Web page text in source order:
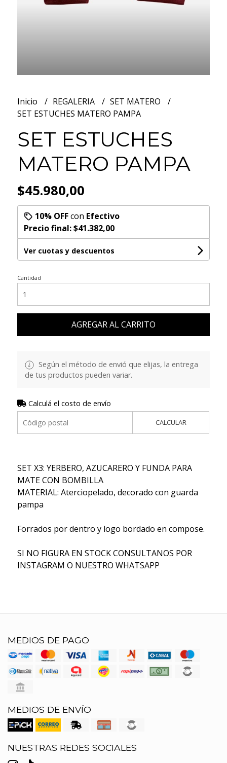
Inicio REGALERIA
SET MATERO
SET ESTUCHES MATERO PAMPA
SET ESTUCHES
MATERO PAMPA
$45.980,00
10% OFFcon Efectivo
Precio final:$41.382,00
Ver cuotas y descuentos
Cantidad
AGREGAR AL CARRITO
Según el método de envió que elijas, la entrega
de tus productos pueden variar.
Calculá el costo de envío
CALCULAR
SET X3: YERBERO, AZUCARERO Y FUNDA PARA
MATE CON BOMBILLA
MATERIAL: Aterciopelado, decorado con guarda
pampa
Forrados por dentro y logo bordado en compose.
SI NO FIGURA EN STOCK CONSULTANOS POR
INSTAGRAM O NUESTRO WHATSAPP
MEDIOS DE PAGO
MEDIOS DE ENVÍO
NUESTRAS REDES SOCIALES